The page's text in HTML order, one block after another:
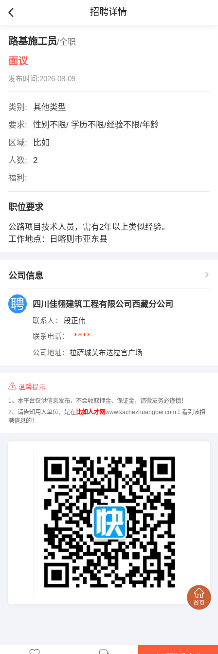
招聘详情
路基施工员/全职
面议
发布时间:2026-08-09
类别:
其他类型
要求:
性别不限/ 学历不限/经验不限/年龄
区域:
比如
人数:
2
福利:
职位要求
公路项目技术人员，需有2年以上类似经验。
工作地点：日喀则市亚东县
公司信息
四川佳栩建筑工程有限公司西藏分公司
联系人： 段正伟
联系电话： ****
公司地址： 拉萨城关布达拉宫广场
温馨提示
1、本平台仅供信息发布，不会收取押金、保证金，请微友务必谨慎！
2、请告知用人单位，是在比如人才网www.kachezhuangbei.com上看到该招
聘信息的！